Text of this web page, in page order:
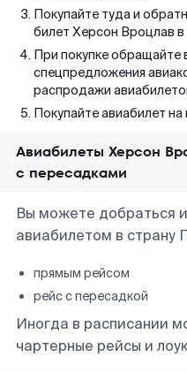
Покупайте туда и
билет Херсон Вроцлав в
При покупке обращайте
спецпредложения
распродажи
Покупайте авиабилет
Авиабилеты Херсон
с пересадками
Вы можете добраться
авиабилетом в страну
прямым рейсом
рейс с пересадкой
Иногда в расписании
чартерные рейсы и